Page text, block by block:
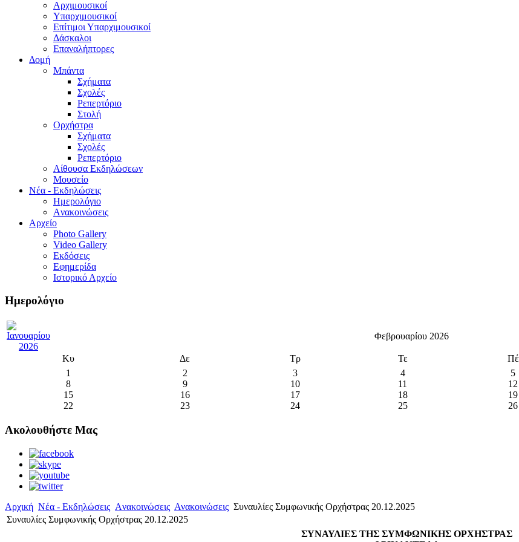
Aρχιμουσικοί
Υπαρχιμουσικοί
Επίτιμοι Υπαρχιμουσικοί
Δάσκαλοι
Επαναλήπτορες
Δομή
Μπάντα
Σχήματα
Σχολές
Ρεπερτόριο
Στολή
Ορχήστρα
Σχήματα
Σχολές
Ρεπερτόριο
Aίθουσα Εκδηλώσεων
Μουσείο
Νέα - Εκδηλώσεις
Ημερολόγιο
Aνακοινώσεις
Αρχείο
Photo Gallery
Video Gallery
Εκδόσεις
Εφημερίδα
Ιστορικό Αρχείο
Ημερολόγιο
Φεβρουαρίου 2026
Κυ Δε Τρ Τε Πέ
1
2 3 4 5
8
9 10 11 12
15
16 17 18 19
22
23 24 25 26
Ακολουθήστε Μας
Αρχική Νέα - Εκδηλώσεις Aνακοινώσεις Ανακοινώσεις Συναυλίες Συμφωνικής Ορχήστρας 20.12.2025
Συναυλίες Συμφωνικής Ορχήστρας 20.12.2025
ΣΥΝΑΥΛΙΕΣ ΤΗΣ ΣΥΜΦΩΝΙΚΗΣ ΟΡΧΗΣΤΡΑΣ